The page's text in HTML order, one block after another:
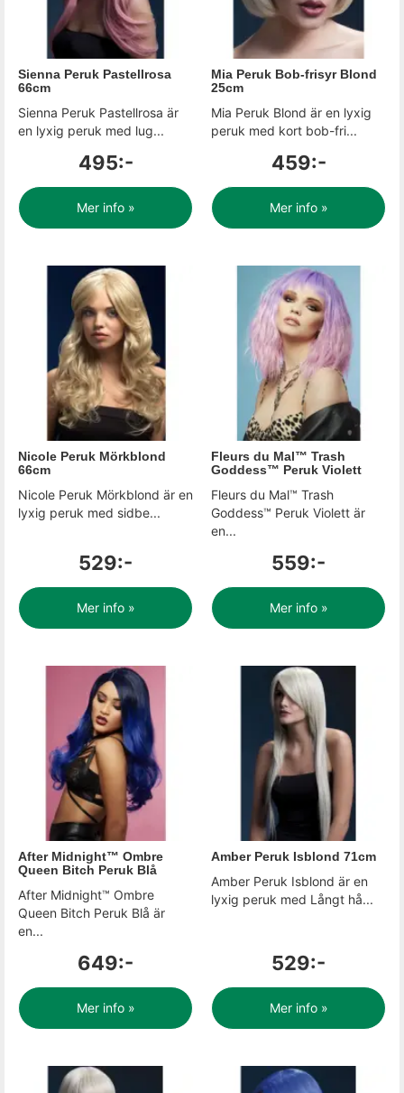
Sienna Peruk Pastellrosa
66cm
Sienna Peruk Pastellrosa är
en lyxig peruk med lug...
495:-
Mer info »
Mia Peruk Bob-frisyr Blond
25cm
Mia Peruk Blond är en lyxig
peruk med kort bob-fri...
459:-
Mer info »
Nicole Peruk Mörkblond
66cm
Nicole Peruk Mörkblond är en
lyxig peruk med sidbe...
529:-
Mer info »
Fleurs du Mal™ Trash
Goddess™ Peruk Violett
Fleurs du Mal™ Trash
Goddess™ Peruk Violett är
en...
559:-
Mer info »
After Midnight™ Ombre
Queen Bitch Peruk Blå
After Midnight™ Ombre
Queen Bitch Peruk Blå är
en...
649:-
Mer info »
Amber Peruk Isblond 71cm
Amber Peruk Isblond är en
lyxig peruk med Långt hå...
529:-
Mer info »